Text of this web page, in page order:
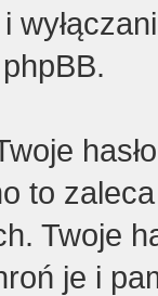
to
Twoje
je i